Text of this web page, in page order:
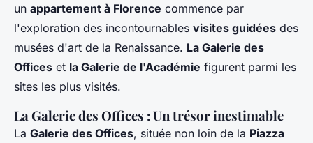
un appartement à Florence commence par
l'exploration des incontournables visites guidées des
musées d'art de la Renaissance. La Galerie des
Offices et la Galerie de l'Académie figurent parmi les
sites les plus visités.
La Galerie des Offices : Un trésor inestimable
La Galerie des Offices, située non loin de la Piazza